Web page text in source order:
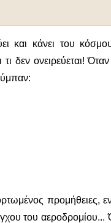
και κάνει του
δεν ονειρεύεται!
προμήθειες,
του αεροδρομίου...